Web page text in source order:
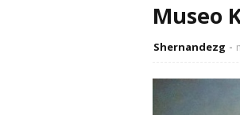
Museo
Shernandezg